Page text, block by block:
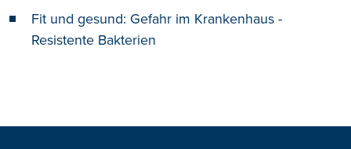
Fit und gesund: Gefahr im Krankenhaus -
Resistente Bakterien